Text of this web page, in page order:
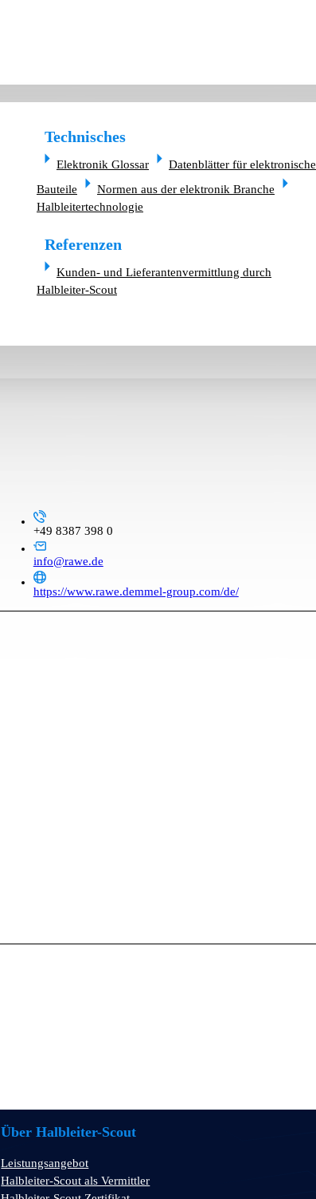
Technisches
Elektronik Glossar
Datenblätter für elektronische
Bauteile
Normen aus der elektronik Branche
Halbleitertechnologie
Referenzen
Kunden- und Lieferantenvermittlung durch
Halbleiter-Scout
+49 8387 398 0
info@rawe.de
https://www.rawe.demmel-group.com/de/
Über Halbleiter-Scout
Leistungsangebot
Halbleiter-Scout als Vermittler